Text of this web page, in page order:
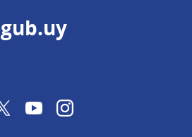
gub.uy
TwitterYouTubeInstagram